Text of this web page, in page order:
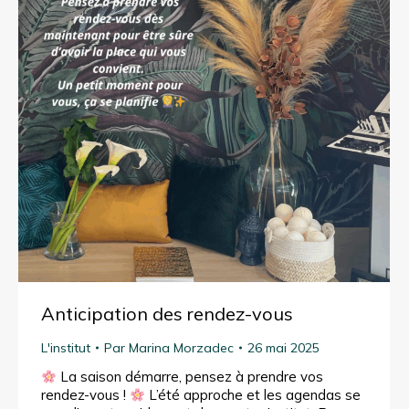
Anticipation des rendez-vous
L'institut Par Marina Morzadec 26 mai 2025
La saison démarre, pensez à prendre vos
rendez-vous !
L’été approche et les agendas se